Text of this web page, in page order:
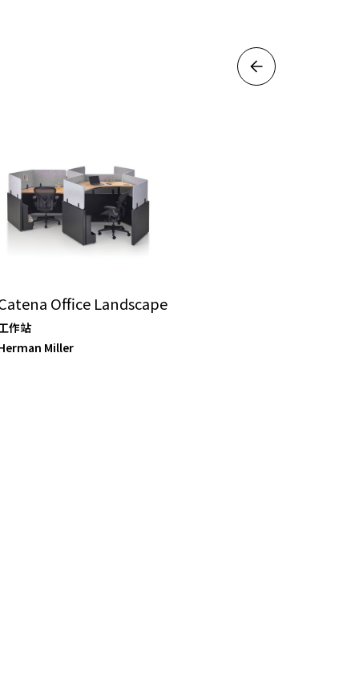
Office Landscape
作站
Miller